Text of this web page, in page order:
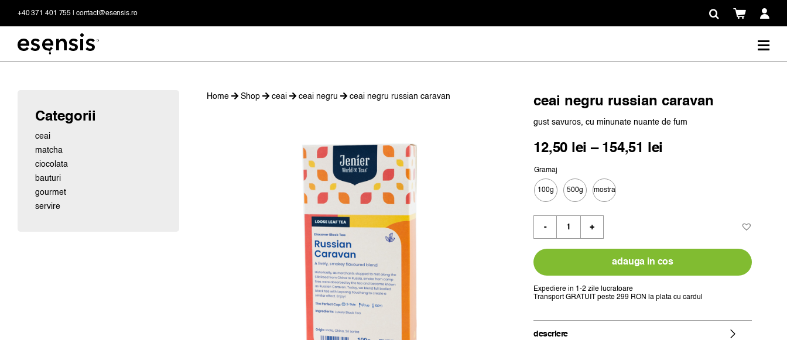
+40 371 401 755 contact@esensis.ro
Categorii
ceai
matcha
ciocolata
bauturi
gourmet
servire
Home Shop ceai ceai negru ceai negru russian caravan ceai negru russian caravan
gust savuros, cu minunate nuante de fum
12,50 lei – 154,51 lei
154,51 lei
Gramaj
100g 500g mostra
negru
adauga in cos
Expediere in 1-2 zile lucratoare
Transport GRATUIT peste 299 RON la plata cu cardul
descriere